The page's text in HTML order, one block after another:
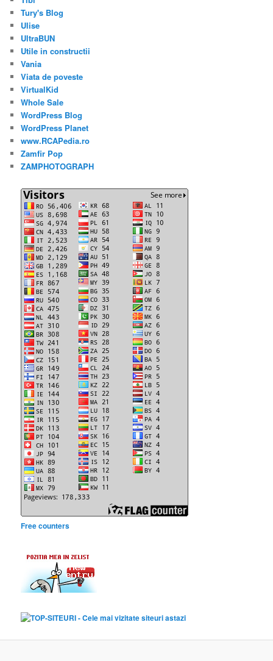
Tury's Blog
Ulise
UltraBUN
Utile in constructii
Vania
Viata de poveste
VirtualKid
Whole Sale
WordPress Blog
WordPress Planet
www.RCAPedia.ro
Zamfir Pop
ZAMPHOTOGRAPH
Free counters